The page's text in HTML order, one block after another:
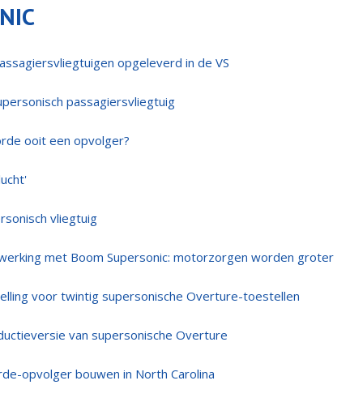
opgeleverd in de VS
passagiersvliegtuig
ooit een opvolger?
vliegtuig
met Boom Supersonic: motorzorgen worden groter
voor twintig supersonische Overture-toestellen
van supersonische Overture
opvolger bouwen in North Carolina